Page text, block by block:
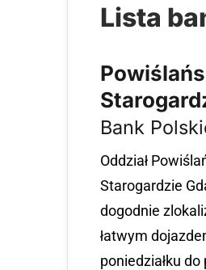
Lista
Bank
Oddział
Starogardzie
dogodnie
łatwym
poniedziałku